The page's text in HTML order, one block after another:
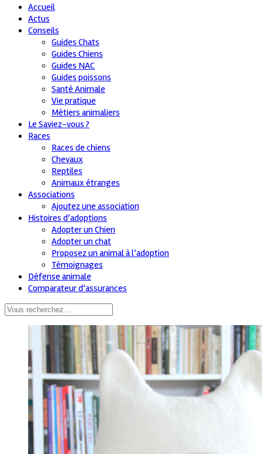
Accueil
Actus
Conseils
Guides Chats
Guides Chiens
Guides NAC
Guides poissons
Santé Animale
Vie pratique
Métiers animaliers
Le Saviez-vous ?
Races
Races de chiens
Chevaux
Reptiles
Animaux étranges
Associations
Ajoutez une association
Histoires d’adoptions
Adopter un Chien
Adopter un chat
Proposez un animal à l’adoption
Témoignages
Défense animale
Comparateur d’assurances